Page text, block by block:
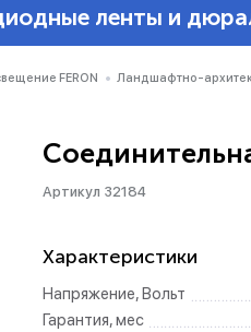
ленты и
FERON Ландшафтно-
Артикул 32184
Характеристики
Напряжение, Вольт
Гарантия, мес